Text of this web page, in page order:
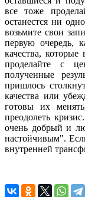
все тоже
останестся ни
возьмите свои
первую очередь,
качества,
проделайте с
полученные
пришлось
качества или
готовы их
преодолеть
очень добрый и
настойчивым".
внутренней